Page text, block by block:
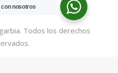
Todos los derechos
con nosotros